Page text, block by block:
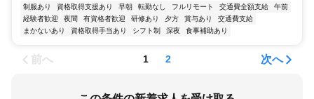
制服あり 資格取得支援あり 早朝 転勤なし フルリモート 交通費全額支給
午前
経験者歓迎
夜間 有資格者歓迎 研修あり 夕方 賞与あり
交通費支給
まかないあり
資格取得手当あり シフト制 深夜 食事補助あり
前へ 1 2 次へ